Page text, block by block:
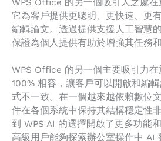
WPS Office 的另一個吸引人之處在
它為客戶提供更聰明、更快速、更
編輯論文。透過提供支援人工智慧
保證為個人提供有助於增強其任務
WPS Office 的另一個主要吸引力
100% 相容，讓客戶可以開啟和編
式不一致。在一個越來越依賴數位
件在各個系統中保持其結構穩定性
到 WPS AI 的選擇開啟了更多功能
高級用戶能夠探索辦公室操作中 AI